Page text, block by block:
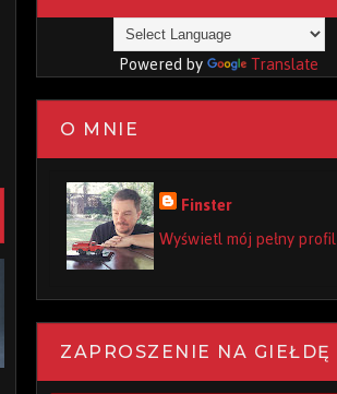
Powered by Translate
O MNIE
Finster
Wyświetl mój pełny profil
ZAPROSZENIE NA GIEŁDĘ